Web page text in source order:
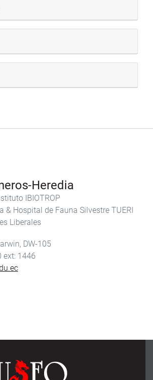
Heredia
IBIOTROP
& Hospital de Fauna Silvestre TUERI
Liberales
DW-105
1446